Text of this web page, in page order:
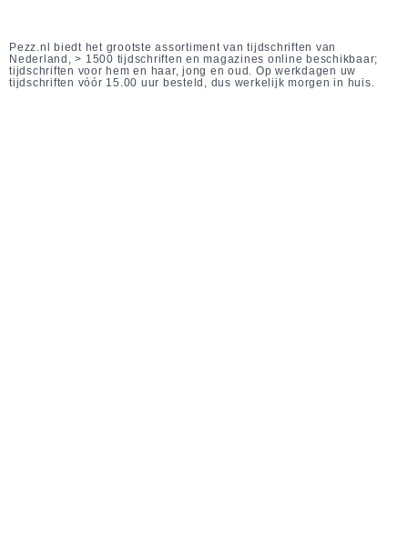
Pezz.nl biedt het grootste assortiment van tijdschriften van
Nederland, > 1500 tijdschriften en magazines online beschikbaar;
tijdschriften voor hem en haar, jong en oud. Op werkdagen uw
tijdschriften vóór 15.00 uur besteld, dus werkelijk morgen in huis.